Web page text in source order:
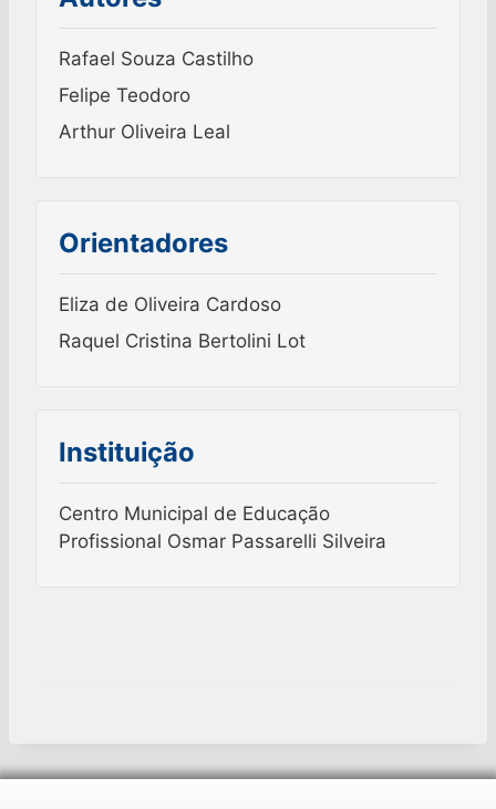
Rafael Souza Castilho
Felipe Teodoro
Arthur Oliveira Leal
Orientadores
Eliza de Oliveira Cardoso
Raquel Cristina Bertolini Lot
Instituição
Centro Municipal de Educação
Profissional Osmar Passarelli Silveira